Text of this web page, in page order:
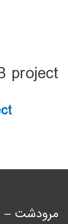
project
مرودشت – 22 بهمن شمالی